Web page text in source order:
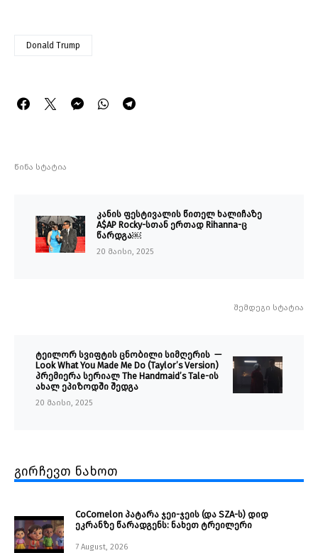
Donald Trump
წინა სტატია
კანის ფესტივალის წითელ ხალიჩაზე
A$AP Rocky-სთან ერთად Rihanna-ც
წარდგა￼
20 მაისი, 2025
შემდეგი სტატია
ტეილორ სვიფტის ცნობილი სიმღერის —
Look What You Made Me Do (Taylor’s Version)
პრემიერა სერიალ The Handmaid’s Tale-ის
ახალ ეპიზოდში შედგა
20 მაისი, 2025
გირჩევთ ნახოთ
CoComelon პატარა ჯეი-ჯეის (და SZA-ს) დიდ
ეკრანზე წარადგენს: ნახეთ ტრეილერი
7 August, 2026